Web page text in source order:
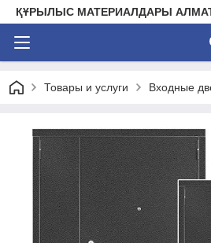
ҚҰРЫЛЫС МАТЕРИАЛДАРЫ
Товары и услуги Входные